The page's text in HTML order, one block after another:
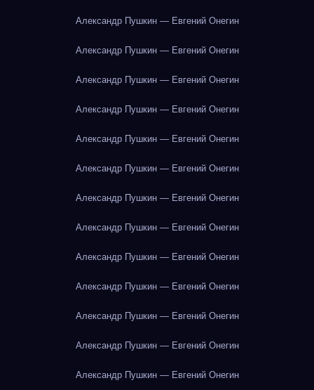
Александр Пушкин — Евгений Онегин
Александр Пушкин — Евгений Онегин
Александр Пушкин — Евгений Онегин
Александр Пушкин — Евгений Онегин
Александр Пушкин — Евгений Онегин
Александр Пушкин — Евгений Онегин
Александр Пушкин — Евгений Онегин
Александр Пушкин — Евгений Онегин
Александр Пушкин — Евгений Онегин
Александр Пушкин — Евгений Онегин
Александр Пушкин — Евгений Онегин
Александр Пушкин — Евгений Онегин
Александр Пушкин — Евгений Онегин